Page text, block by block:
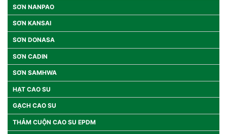
SƠN NANPAO
SƠN KANSAI
SƠN DONASA
SƠN CADIN
SƠN SAMHWA
HẠT CAO SU
GẠCH CAO SU
THẢM CUỘN CAO SU EPDM